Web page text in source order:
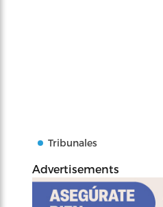
Tribunales
Advertisements